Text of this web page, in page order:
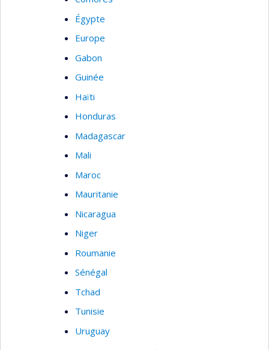
Égypte
Europe
Gabon
Guinée
Haïti
Honduras
Madagascar
Mali
Maroc
Mauritanie
Nicaragua
Niger
Roumanie
Sénégal
Tchad
Tunisie
Uruguay